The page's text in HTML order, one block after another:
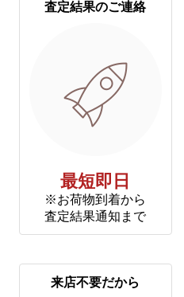
査定結果のご連絡
最短即日
※お荷物到着から
査定結果通知まで
来店不要だから